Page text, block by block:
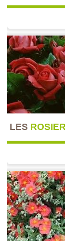
LES